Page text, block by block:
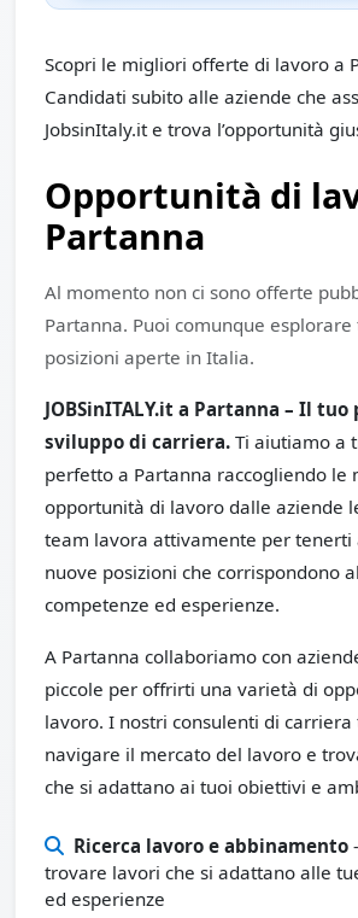
Scopri le migliori offerte di lavoro a
Candidati subito alle aziende che
JobsinItaly.it e trova l’opportunità
Opportunità di
Partanna
Al momento non ci sono offerte
Partanna. Puoi comunque
posizioni aperte in Italia.
JOBSinITALY.it a Partanna – Il
sviluppo di carriera. Ti aiutiamo a
perfetto a Partanna raccogliendo le
opportunità di lavoro dalle aziende
team lavora attivamente per tenerti
nuove posizioni che corrispondono
competenze ed esperienze.
A Partanna collaboriamo con
piccole per offrirti una varietà di
lavoro. I nostri consulenti di carriera
navigare il mercato del lavoro e
che si adattano ai tuoi obiettivi e
Ricerca lavoro e abbinamento
trovare lavori che si adattano alle
ed esperienze